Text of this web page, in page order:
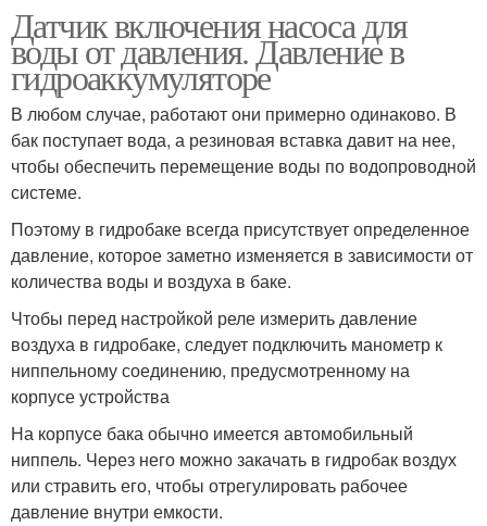
Датчик включения насоса для
воды от давления. Давление в
гидроаккумуляторе
В любом случае, работают они примерно одинаково. В
бак поступает вода, а резиновая вставка давит на нее,
чтобы обеспечить перемещение воды по водопроводной
системе.
Поэтому в гидробаке всегда присутствует определенное
давление, которое заметно изменяется в зависимости от
количества воды и воздуха в баке.
Чтобы перед настройкой реле измерить давление
воздуха в гидробаке, следует подключить манометр к
ниппельному соединению, предусмотренному на
корпусе устройства
На корпусе бака обычно имеется автомобильный
ниппель. Через него можно закачать в гидробак воздух
или стравить его, чтобы отрегулировать рабочее
давление внутри емкости.